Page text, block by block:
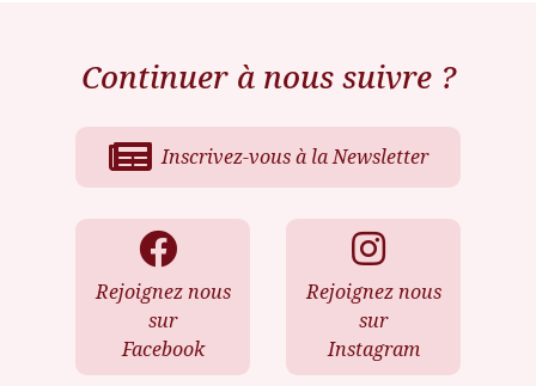
Continuer à nous suivre ?
Inscrivez-vous à la Newsletter
Rejoignez nous
sur
Facebook
Rejoignez nous
sur
Instagram